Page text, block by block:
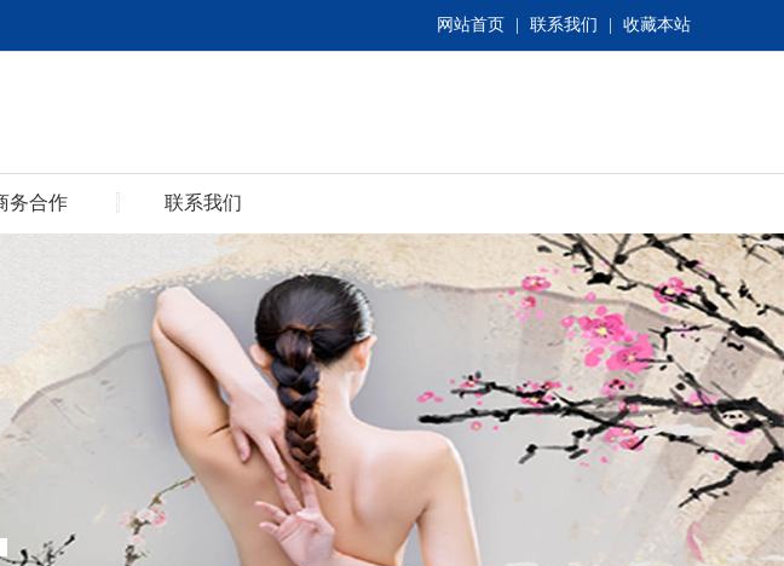
网站首页 联系我们 收藏本站
务合作 联系我们